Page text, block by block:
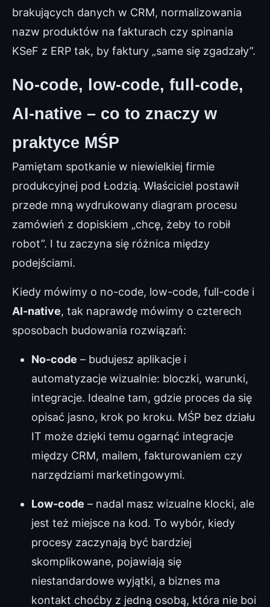
brakujących danych w CRM, normalizowania
nazw produktów na fakturach czy spinania
KSeF z ERP tak, by faktury „same się zgadzały”.
No-code, low-code, full-code,
AI-native – co to znaczy w
praktyce MŚP
Pamiętam spotkanie w niewielkiej firmie
produkcyjnej pod Łodzią. Właściciel postawił
przede mną wydrukowany diagram procesu
zamówień z dopiskiem „chcę, żeby to robił
robot”. I tu zaczyna się różnica między
podejściami.
Kiedy mówimy o no-code, low-code, full-code i
AI-native, tak naprawdę mówimy o czterech
sposobach budowania rozwiązań:
No-code – budujesz aplikacje i
automatyzacje wizualnie: bloczki, warunki,
integracje. Idealne tam, gdzie proces da się
opisać jasno, krok po kroku. MŚP bez działu
IT może dzięki temu ogarnąć integracje
między CRM, mailem, fakturowaniem czy
narzędziami marketingowymi.
Low-code – nadal masz wizualne klocki, ale
jest też miejsce na kod. To wybór, kiedy
procesy zaczynają być bardziej
skomplikowane, pojawiają się
niestandardowe wyjątki, a biznes ma
kontakt choćby z jedną osobą, która nie boi